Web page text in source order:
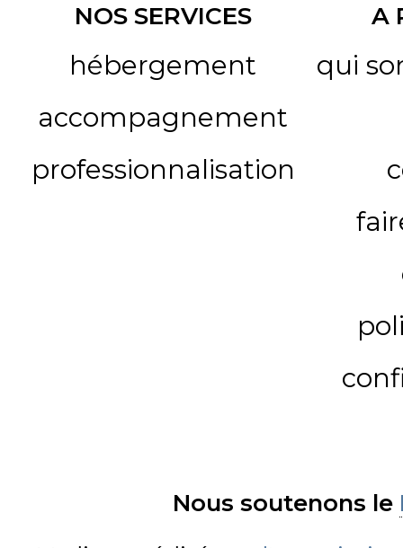
NOS SERVICES
hébergement
accompagnement
professionnalisation
A
qui